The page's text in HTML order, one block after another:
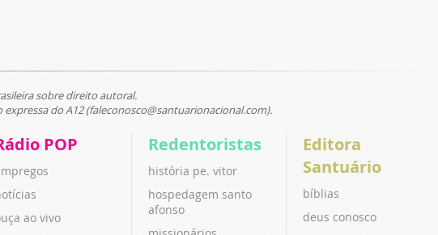
sobre direito autoral.
do A12 (faleconosco@santuarionacional.com).
POP
ao vivo
Redentoristas
história pe. vitor
hospedagem santo
afonso
Editora
Santuário
bíblias
deus conosco